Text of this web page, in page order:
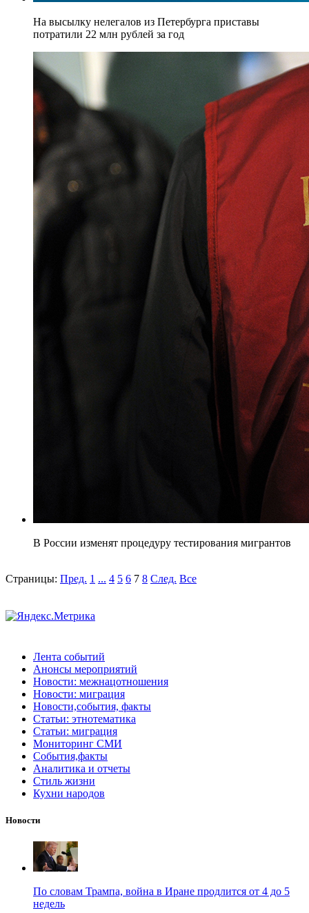
На высылку нелегалов из Петербурга приставы
потратили 22 млн рублей за год
В России изменят процедуру тестирования мигрантов
Страницы: Пред. 1 ... 4 5 6 7 8 След. Все
Лента событий
Анонсы мероприятий
Новости: межнацотношения
Новости: миграция
Новости,события, факты
Статьи: этнотематика
Статьи: миграция
Мониторинг СМИ
События,факты
Аналитика и отчеты
Стиль жизни
Кухни народов
Новости
По словам Трампа, война в Иране продлится от 4 до 5
недель